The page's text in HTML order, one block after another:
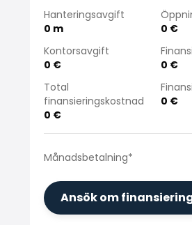
Hanteringsavgift
0 m
0 €
Kontorsavgift
0 €
0 €
Total
finansieringskostnad
0 €
0 €
Månadsbetalning*
Ansök om